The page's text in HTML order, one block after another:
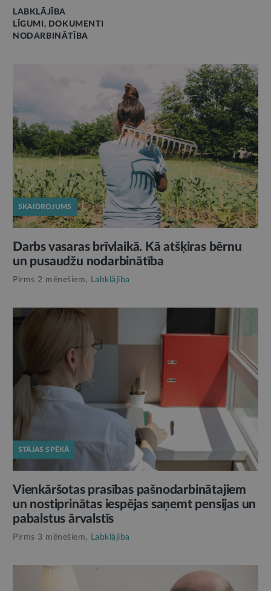
LABKLĀJĪBA
LĪGUMI, DOKUMENTI
NODARBINĀTĪBA
SKAIDROJUMS
Darbs vasaras brīvlaikā. Kā atšķiras bērnu
un pusaudžu nodarbinātība
Pirms 2 mēnešiem, Labklājība
STĀJAS SPĒKĀ
Vienkāršotas prasības pašnodarbinātajiem
un nostiprinātas iespējas saņemt pensijas un
pabalstus ārvalstīs
Pirms 3 mēnešiem, Labklājība